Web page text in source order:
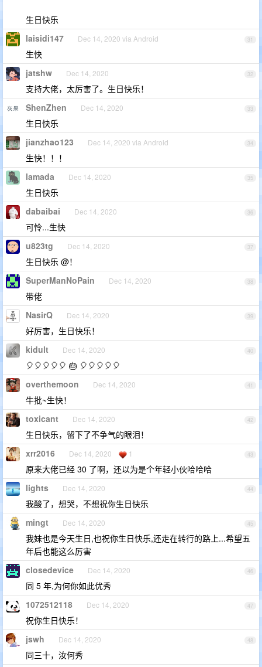
生日快乐
31
laisidi147 Dec 14, 2020 via Android
生快
32
jatshw Dec 14, 2020
支持大佬，太厉害了。生日快乐！
33
ShenZhen Dec 14, 2020
生日快乐
34
jianzhao123 Dec 14, 2020 via Android
生快！！！
35
lamada Dec 14, 2020
生日快乐
36
dabaibai Dec 14, 2020
可怜...生快
37
u823tg Dec 14, 2020
生日快乐 @！
38
SuperManNoPain Dec 14, 2020
带佬
39
NasirQ Dec 14, 2020
好厉害，生日快乐！
40
kidult Dec 14, 2020
🎈🎈🎈🎈🎈 🎂 🎈🎈🎈🎈🎈
41
overthemoon Dec 14, 2020
牛批~生快！
42
toxicant Dec 14, 2020
生日快乐，留下了不争气的眼泪！
43
xrr2016 Dec 14, 2020 1
原来大佬已经 30 了啊，还以为是个年轻小伙哈哈哈
44
lights Dec 14, 2020
我酸了，想哭，不想祝你生日快乐
45
mingt Dec 14, 2020
我妹也是今天生日,也祝你生日快乐,还走在转行的路上...希望五
年后也能这么厉害
46
closedevice Dec 14, 2020
同 5 年,为何你如此优秀
47
1072512118 Dec 14, 2020
祝你生日快乐！
48
jswh Dec 14, 2020
同三十，汝何秀